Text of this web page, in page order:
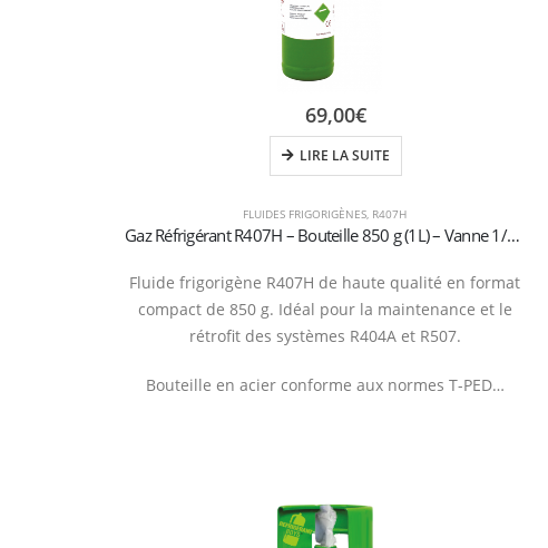
FLUIDES FRIGORIGÈNES R407H
Gaz Réfrigérant R407H – Bouteille 850 g (1L) – Vanne 1/4″ SAE –
Fluide frigorigène R407H de haute qualité en format
compact de 850 g. Idéal pour la maintenance et le
rétrofit des systèmes R404A et R507.
Bouteille en acier conforme aux normes T-PED…
69,00€
LIRE LA SUITE